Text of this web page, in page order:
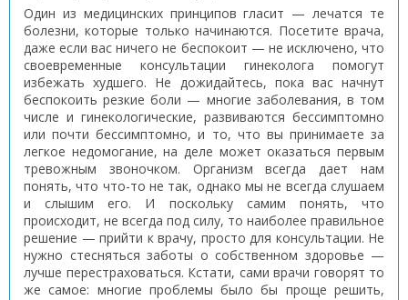
Один из медицинских принципов гласит — лечатся те
болезни, которые только начинаются. Посетите врача,
даже если вас ничего не беспокоит — не исключено, что
своевременные консультации гинеколога помогут
избежать худшего. Не дожидайтесь, пока вас начнут
беспокоить резкие боли — многие заболевания, в том
числе и гинекологические, развиваются бессимптомно
или почти бессимптомно, и то, что вы принимаете за
легкое недомогание, на деле может оказаться первым
тревожным звоночком. Организм всегда дает нам
понять, что что-то не так, однако мы не всегда слушаем
и слышим его. И поскольку самим понять, что
происходит, не всегда под силу, то наиболее правильное
решение — прийти к врачу, просто для консультации. Не
нужно стесняться заботы о собственном здоровье —
лучше перестраховаться. Кстати, сами врачи говорят то
же самое: многие проблемы было бы проще решить,